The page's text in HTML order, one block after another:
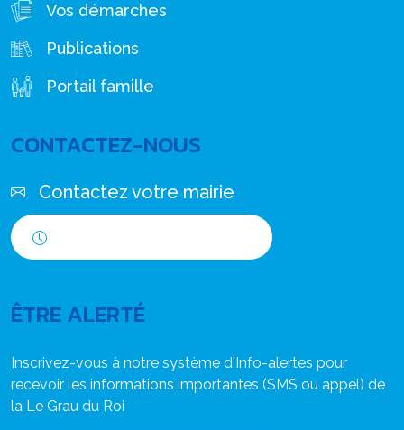
Vos démarches
Publications
Portail famille
CONTACTEZ-NOUS
Contactez votre mairie
ÊTRE ALERTÉ
Inscrivez-vous à notre système d'Info-alertes pour
recevoir les informations importantes (SMS ou appel) de
la Le Grau du Roi